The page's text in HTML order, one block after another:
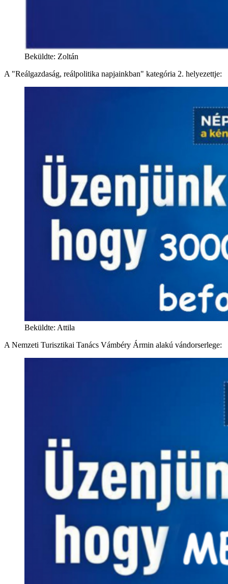
Beküldte: Zoltán
A "Reálgazdaság, reálpolitika napjainkban" kategória 2. helyezettje:
Beküldte: Attila
A Nemzeti Turisztikai Tanács Vámbéry Ármin alakú vándorserlege: